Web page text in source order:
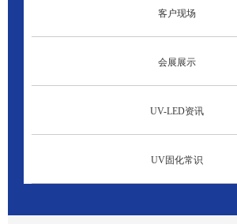
客户现场
会展展示
UV-LED资讯
UV固化常识